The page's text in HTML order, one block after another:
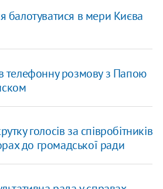
балотуватися в мери Києва
телефонну розмову з Папою
голосів за співробітників
до громадської ради